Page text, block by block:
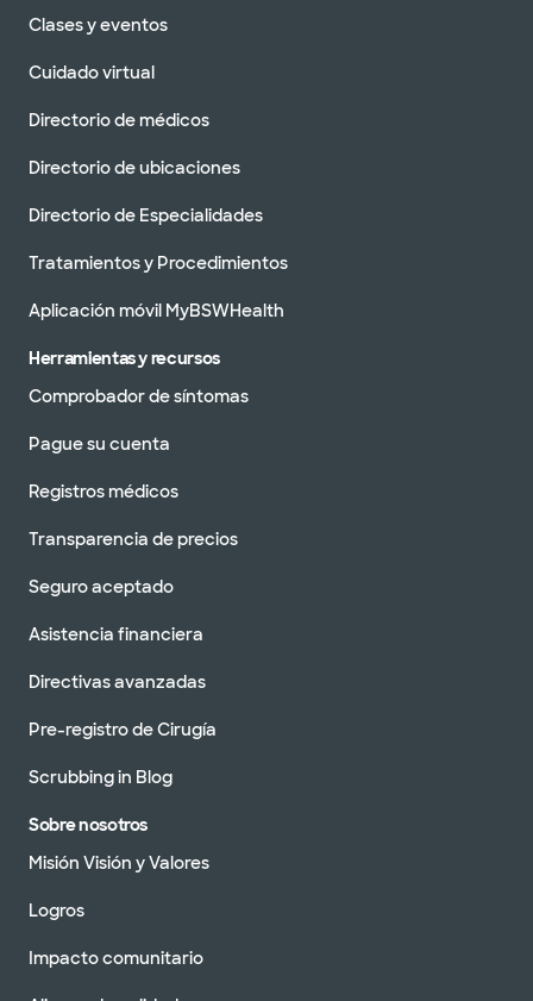
Clases y eventos
Cuidado virtual
Directorio de médicos
Directorio de ubicaciones
Directorio de Especialidades
Tratamientos y Procedimientos
Aplicación móvil MyBSWHealth
Herramientas y recursos
Comprobador de síntomas
Pague su cuenta
Registros médicos
Transparencia de precios
Seguro aceptado
Asistencia financiera
Directivas avanzadas
Pre-registro de Cirugía
Scrubbing in Blog
Sobre nosotros
Misión Visión y Valores
Logros
Impacto comunitario